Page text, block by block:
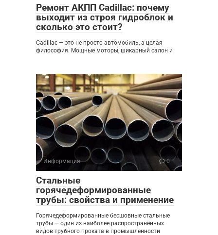
Ремонт АКПП Cadillac: почему
выходит из строя гидроблок и
сколько это стоит?
Cadillac — это не просто автомобиль, а целая
философия. Мощные моторы, шикарный салон и
Информация 0
Стальные
горячедеформированные
трубы: свойства и применение
Горячедеформированные бесшовные стальные
трубы — один из наиболее распространённых
видов трубного проката в промышленности